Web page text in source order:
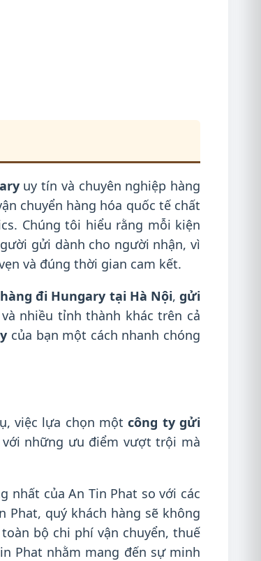
uy tín và chuyên nghiệp hàng
chuyển hàng hóa quốc tế chất
Chúng tôi hiểu rằng mỗi kiện
gửi dành cho người nhận, vì
và đúng thời gian cam kết.
đi Hungary tại Hà Nội,gửi
và nhiều tỉnh thành khác trên cả
của bạn một cách nhanh chóng
việc lựa chọn mộtcông ty gửi
những ưu điểm vượt trội mà
nhất của An Tin Phat so với các
Phat, quý khách hàng sẽ không
bộ chi phí vận chuyển, thuế
Phat nhằm mang đến sự minh